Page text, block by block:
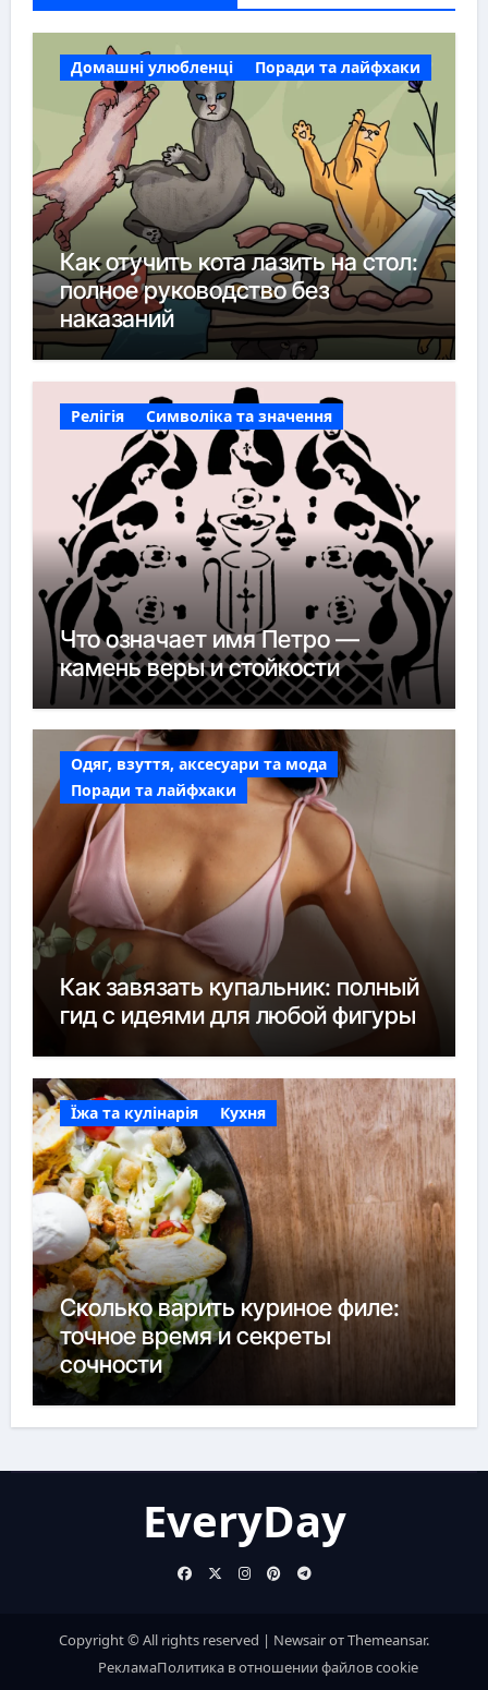
Домашні улюбленці Поради та лайфхаки
Как отучить кота лазить на стол:
полное руководство без
наказаний
Релігія Символіка та значення
Что означает имя Петро —
камень веры и стойкости
Одяг, взуття, аксесуари та мода
Поради та лайфхаки
Как завязать купальник: полный
гид с идеями для любой фигуры
Їжа та кулінарія Кухня
Сколько варить куриное филе:
точное время и секреты
сочности
EveryDay
Copyright © All rights reserved | NewsairотThemeansar.
РекламаПолитика в отношении файлов cookie